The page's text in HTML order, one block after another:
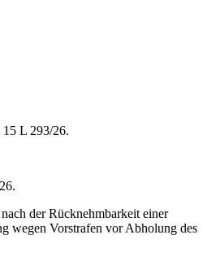
L 293/26.
der Rücknehmbarkeit einer
wegen Vorstrafen vor Abholung des